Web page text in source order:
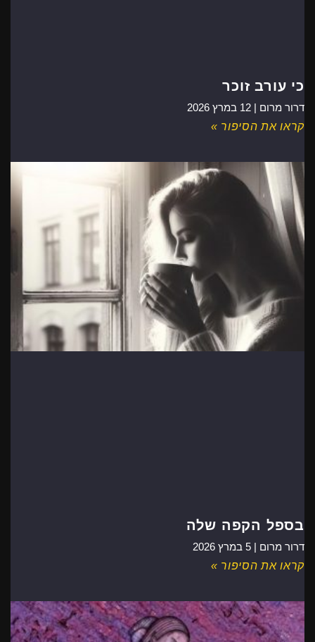
כי עורב זוכר
דרור מרום | 12 במרץ 2026
קראו את הסיפור »
בספל הקפה שלה
דרור מרום | 5 במרץ 2026
קראו את הסיפור »